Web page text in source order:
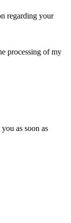
regarding your
processing of my
as soon as